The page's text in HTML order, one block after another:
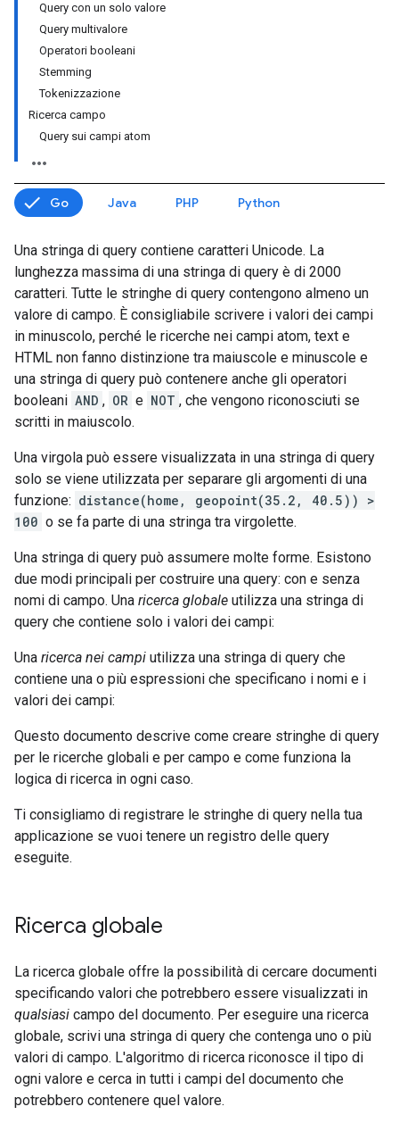
Query con un solo valore
Query multivalore
Operatori booleani
Stemming
Tokenizzazione
Ricerca campo
Query sui campi atom
Go Java PHP Python
Una stringa di query contiene caratteri Unicode. La
lunghezza massima di una stringa di query è di 2000
caratteri. Tutte le stringhe di query contengono almeno un
valore di campo. È consigliabile scrivere i valori dei campi
in minuscolo, perché le ricerche nei campi atom, text e
HTML non fanno distinzione tra maiuscole e minuscole e
una stringa di query può contenere anche gli operatori
booleani AND , OR e NOT , che vengono riconosciuti se
scritti in maiuscolo.
Una virgola può essere visualizzata in una stringa di query
solo se viene utilizzata per separare gli argomenti di una
funzione: distance(home, geopoint(35.2, 40.5)) >
100 o se fa parte di una stringa tra virgolette.
Una stringa di query può assumere molte forme. Esistono
due modi principali per costruire una query: con e senza
nomi di campo. Una ricerca globale utilizza una stringa di
query che contiene solo i valori dei campi:
Una ricerca nei campi utilizza una stringa di query che
contiene una o più espressioni che specificano i nomi e i
valori dei campi:
Questo documento descrive come creare stringhe di query
per le ricerche globali e per campo e come funziona la
logica di ricerca in ogni caso.
Ti consigliamo di registrare le stringhe di query nella tua
applicazione se vuoi tenere un registro delle query
eseguite.
Ricerca globale
La ricerca globale offre la possibilità di cercare documenti
specificando valori che potrebbero essere visualizzati in
qualsiasi campo del documento. Per eseguire una ricerca
globale, scrivi una stringa di query che contenga uno o più
valori di campo. L'algoritmo di ricerca riconosce il tipo di
ogni valore e cerca in tutti i campi del documento che
potrebbero contenere quel valore.